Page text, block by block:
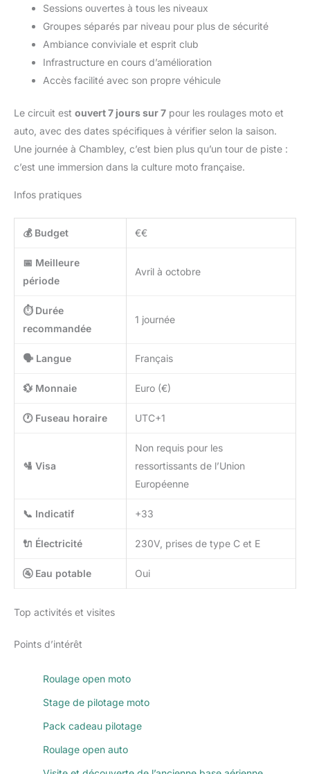
Sessions ouvertes à tous les niveaux
Groupes séparés par niveau pour plus de sécurité
Ambiance conviviale et esprit club
Infrastructure en cours d’amélioration
Accès facilité avec son propre véhicule
Le circuit est ouvert 7 jours sur 7 pour les roulages moto et
auto, avec des dates spécifiques à vérifier selon la saison.
Une journée à Chambley, c’est bien plus qu’un tour de piste :
c’est une immersion dans la culture moto française.
Infos pratiques
💰 Budget €€
📅 Meilleure
période
Avril à octobre
⏱️ Durée
recommandée
1 journée
🗣️ Langue Français
💱 Monnaie Euro (€)
🕐 Fuseau horaire UTC+1
🛂 Visa
Non requis pour les
ressortissants de l’Union
Européenne
📞 Indicatif +33
🔌 Électricité 230V, prises de type C et E
🚰 Eau potable Oui
Top activités et visites
Points d’intérêt
Roulage open moto
Stage de pilotage moto
Pack cadeau pilotage
Roulage open auto